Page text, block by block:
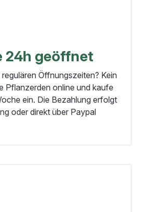
24h geöffnet
Öffnungszeiten? Kein
Pflanzerden online und kaufe
ein. Die Bezahlung erfolgt
oder direkt über Paypal